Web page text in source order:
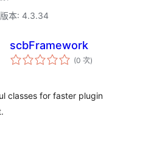
本: 4.3.34
scbFramework
(0 次評
分)
classes for faster plugin